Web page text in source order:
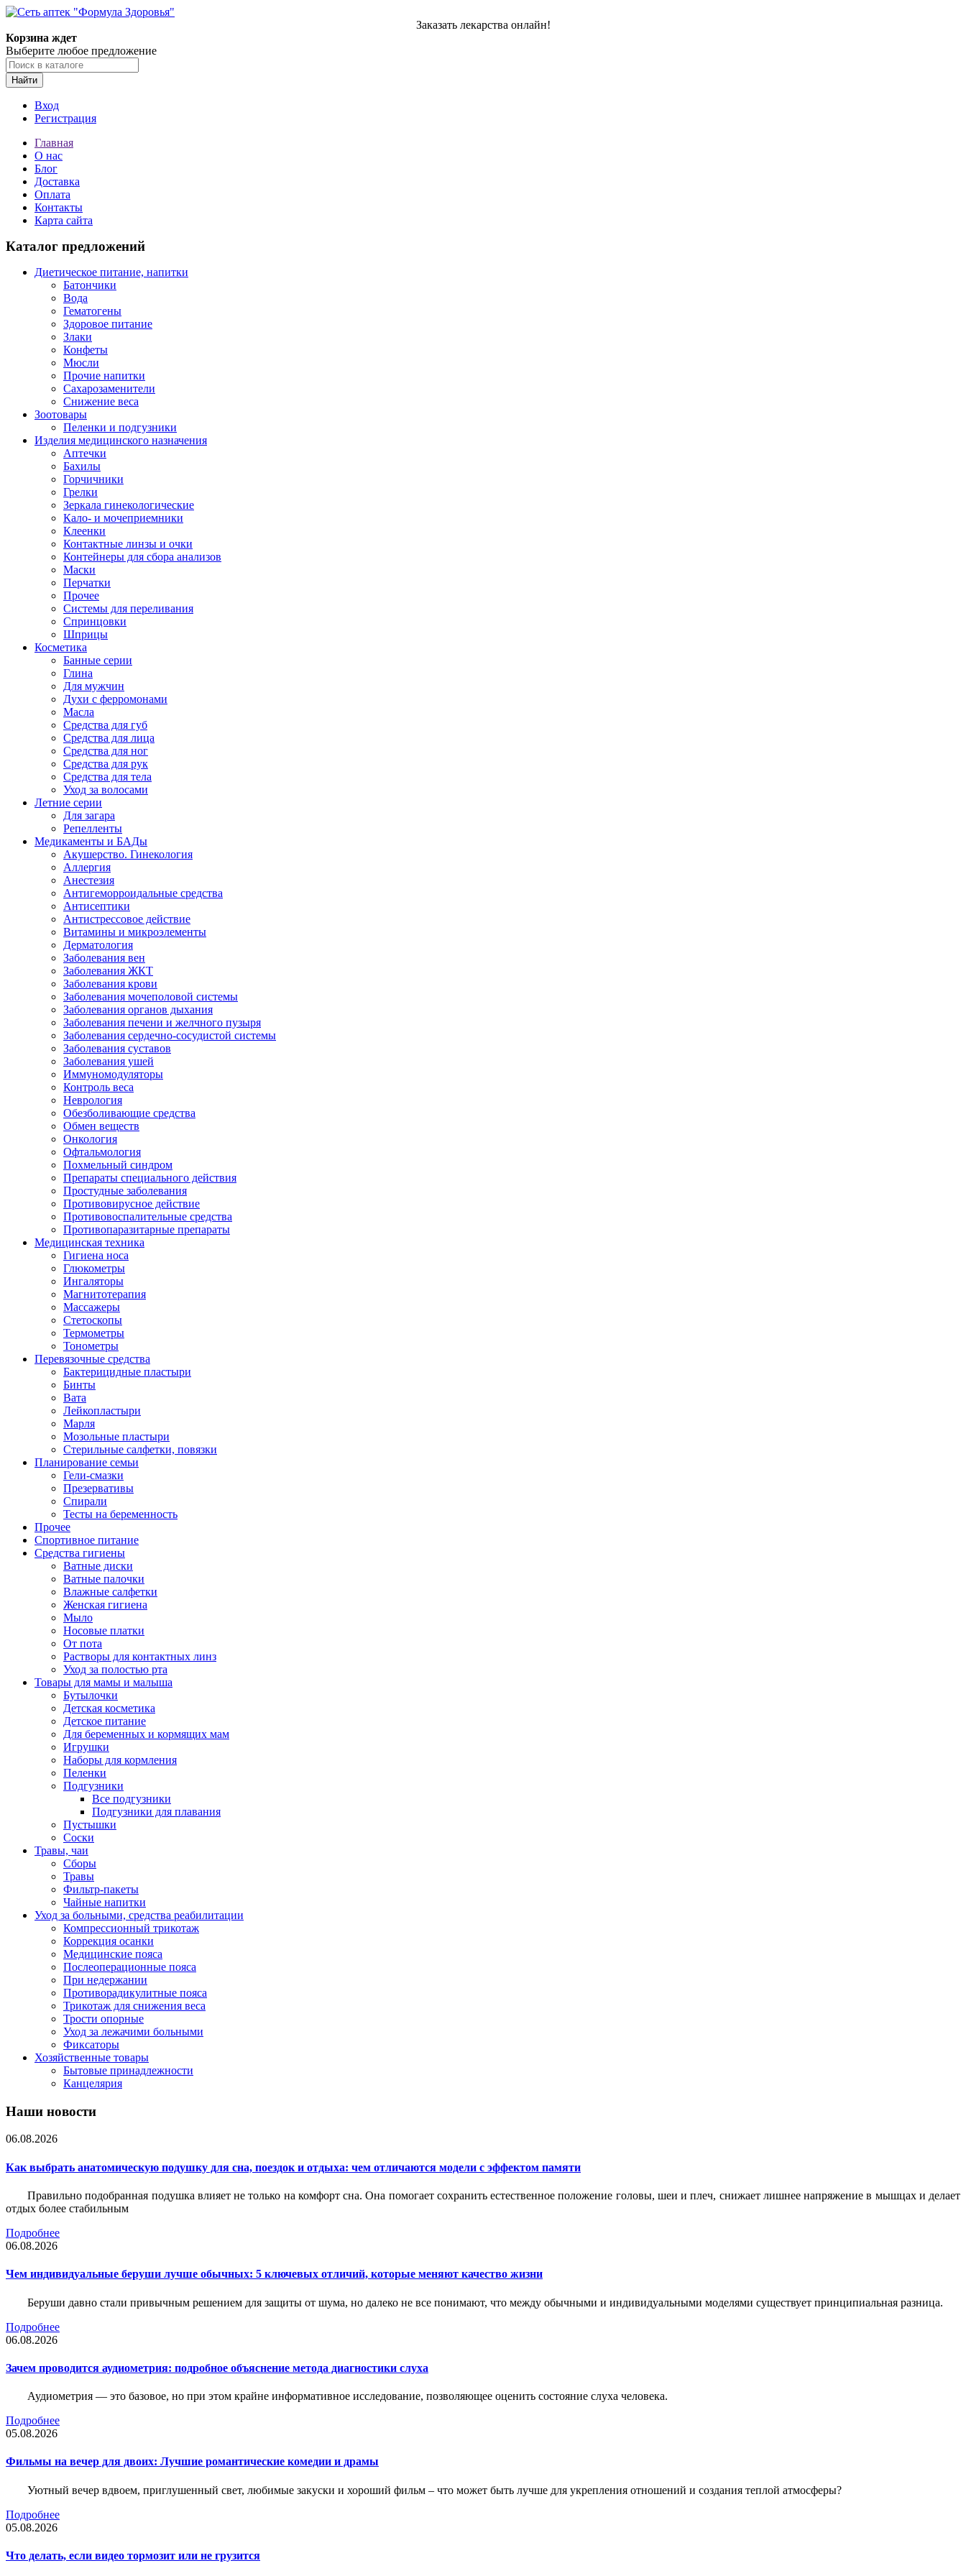
Заказать лекарства онлайн!
Корзина ждет
Выберите любое предложение
Найти
Вход
Регистрация
Главная
О нас
Блог
Доставка
Оплата
Контакты
Карта сайта
Каталог предложений
Диетическое питание, напитки
Батончики
Вода
Гематогены
Здоровое питание
Злаки
Конфеты
Мюсли
Прочие напитки
Сахарозаменители
Снижение веса
Зоотовары
Пеленки и подгузники
Изделия медицинского назначения
Аптечки
Бахилы
Горчичники
Грелки
Зеркала гинекологические
Кало- и мочеприемники
Клеенки
Контактные линзы и очки
Контейнеры для сбора анализов
Маски
Перчатки
Прочее
Системы для переливания
Спринцовки
Шприцы
Косметика
Банные серии
Глина
Для мужчин
Духи с ферромонами
Масла
Средства для губ
Средства для лица
Средства для ног
Средства для рук
Средства для тела
Уход за волосами
Летние серии
Для загара
Репелленты
Медикаменты и БАДы
Акушерство. Гинекология
Аллергия
Анестезия
Антигеморроидальные средства
Антисептики
Антистрессовое действие
Витамины и микроэлементы
Дерматология
Заболевания вен
Заболевания ЖКТ
Заболевания крови
Заболевания мочеполовой системы
Заболевания органов дыхания
Заболевания печени и желчного пузыря
Заболевания сердечно-сосудистой системы
Заболевания суставов
Заболевания ушей
Иммуномодуляторы
Контроль веса
Неврология
Обезболивающие средства
Обмен веществ
Онкология
Офтальмология
Похмельный синдром
Препараты специального действия
Простудные заболевания
Противовирусное действие
Противовоспалительные средства
Противопаразитарные препараты
Медицинская техника
Гигиена носа
Глюкометры
Ингаляторы
Магнитотерапия
Массажеры
Стетоскопы
Термометры
Тонометры
Перевязочные средства
Бактерицидные пластыри
Бинты
Вата
Лейкопластыри
Марля
Мозольные пластыри
Стерильные салфетки, повязки
Планирование семьи
Гели-смазки
Презервативы
Спирали
Тесты на беременность
Прочее
Спортивное питание
Средства гигиены
Ватные диски
Ватные палочки
Влажные салфетки
Женская гигиена
Мыло
Носовые платки
От пота
Растворы для контактных линз
Уход за полостью рта
Товары для мамы и малыша
Бутылочки
Детская косметика
Детское питание
Для беременных и кормящих мам
Игрушки
Наборы для кормления
Пеленки
Подгузники
Все подгузники
Подгузники для плавания
Пустышки
Соски
Травы, чаи
Сборы
Травы
Фильтр-пакеты
Чайные напитки
Уход за больными, средства реабилитации
Компрессионный трикотаж
Коррекция осанки
Медицинские пояса
Послеоперационные пояса
При недержании
Противорадикулитные пояса
Трикотаж для снижения веса
Трости опорные
Уход за лежачими больными
Фиксаторы
Хозяйственные товары
Бытовые принадлежности
Канцелярия
Наши новости
06.08.2026
Как выбрать анатомическую подушку для сна, поездок и отдыха: чем отличаются модели с эффектом памяти
Правильно подобранная подушка влияет не только на комфорт сна. Она помогает сохранить естественное положение головы, шеи и плеч, снижает лишнее напряжение в мышцах и делает
отдых более стабильным
Подробнее
06.08.2026
Чем индивидуальные беруши лучше обычных: 5 ключевых отличий, которые меняют качество жизни
Беруши давно стали привычным решением для защиты от шума, но далеко не все понимают, что между обычными и индивидуальными моделями существует принципиальная разница.
Подробнее
06.08.2026
Зачем проводится аудиометрия: подробное объяснение метода диагностики слуха
Аудиометрия — это базовое, но при этом крайне информативное исследование, позволяющее оценить состояние слуха человека.
Подробнее
05.08.2026
Фильмы на вечер для двоих: Лучшие романтические комедии и драмы
Уютный вечер вдвоем, приглушенный свет, любимые закуски и хороший фильм – что может быть лучше для укрепления отношений и создания теплой атмосферы?
Подробнее
05.08.2026
Что делать, если видео тормозит или не грузится